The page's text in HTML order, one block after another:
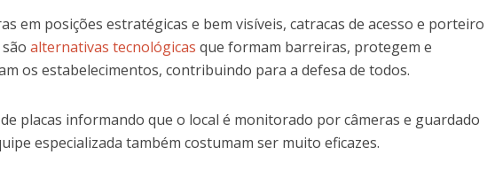
em posições estratégicas e bem visíveis, catracas de acesso e porteiro
alternativas tecnológicas que formam barreiras, protegem e
os estabelecimentos, contribuindo para a defesa de todos.
placas informando que o local é monitorado por câmeras e guardado
especializada também costumam ser muito eficazes.